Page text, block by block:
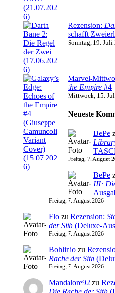
Rezension:
schafft
Sonntag, 19. Juli
Marvel-
the Empire #4
Mittwoch, 15.
Neueste
BePe
Freitag, 7. August
BePe
III:
Freitag, 7. August 2026
Flo zu Rezension:
der Sith (Deluxe-
Freitag, 7. August 2026
Bohlinio zu
Rache der Sith
Freitag, 7. August 2026
Mandalore92 zu